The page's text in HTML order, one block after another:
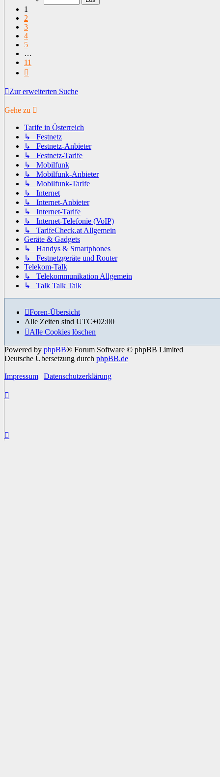
1
2
3
4
5
…
11
Zur erweiterten Suche
Gehe zu
Tarife in Österreich
↳ Festnetz
↳ Festnetz-Anbieter
↳ Festnetz-Tarife
↳ Mobilfunk
↳ Mobilfunk-Anbieter
↳ Mobilfunk-Tarife
↳ Internet
↳ Internet-Anbieter
↳ Internet-Tarife
↳ Internet-Telefonie (VoIP)
↳ TarifeCheck.at Allgemein
Geräte & Gadgets
↳ Handys & Smartphones
↳ Festnetzgeräte und Router
Telekom-Talk
↳ Telekommunikation Allgemein
↳ Talk Talk Talk
Foren-Übersicht
Alle Zeiten sind UTC+02:00
Alle Cookies löschen
Powered by phpBB® Forum Software © phpBB Limited
Deutsche Übersetzung durch phpBB.de
Impressum | Datenschutzerklärung